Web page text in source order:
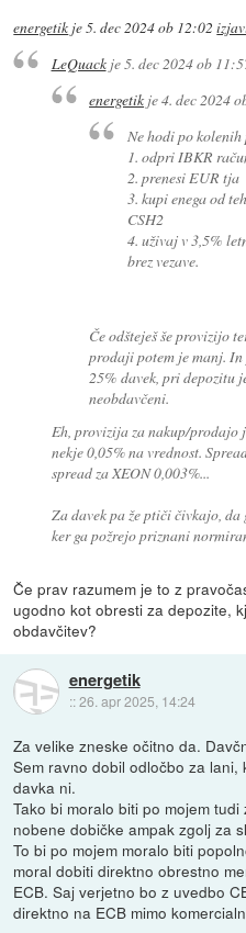
energetik je5. dec 2024 ob 12:02
LeQuackje5. dec 2024 ob
energetik je4. dec 2024
Ne hodi po
1. odpri IBKR
2. prenesi EUR tja
3. kupi enega od
CSH2
4. uživaj v 3,5%
brez vezave.
Če odšteješ še provizijo
prodaji potem je manj. In
25% davek, pri depozitu
neobdavčeni.
Eh, provizija za nakup/prodajo
nekje 0,05% na vrednost.
spread za XEON 0,003%...
Za davek pa že ptiči čivkajo,
ker ga požrejo priznani
Če prav razumem je to z
ugodno kot obresti za depozite,
obdavčitev?
energetik
::26. apr 2025, 14:24
Za velike zneske očitno da.
Sem ravno dobil odločbo za lani,
davka ni.
Tako bi moralo biti po mojem
nobene dobičke ampak zgolj za
To bi po mojem moralo biti
moral dobiti direktno obrestno
ECB. Saj verjetno bo z uvedbo
direktno na ECB mimo